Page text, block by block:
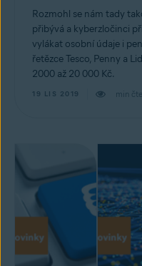
Rozmohl se nám tady
přibývá a kyberzločinci
vylákat osobní údaje i
řetězce Tesco, Penny a
2000 až 20 000 Kč.
19 LIS 2019 min